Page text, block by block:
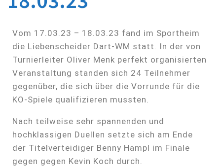
Vom 17.03.23 – 18.03.23 fand im Sportheim
die Liebenscheider Dart-WM statt. In der von
Turnierleiter Oliver Menk perfekt organisierten
Veranstaltung standen sich 24 Teilnehmer
gegenüber, die sich über die Vorrunde für die
KO-Spiele qualifizieren mussten.
Nach teilweise sehr spannenden und
hochklassigen Duellen setzte sich am Ende
der Titelverteidiger Benny Hampl im Finale
gegen gegen Kevin Koch durch.